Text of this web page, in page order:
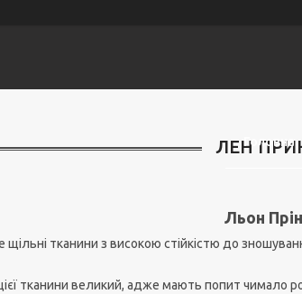
Головна
ЛЕН
Льон
щільні тканини з високою стійкістю до
тканини великий, адже мають попит чимало